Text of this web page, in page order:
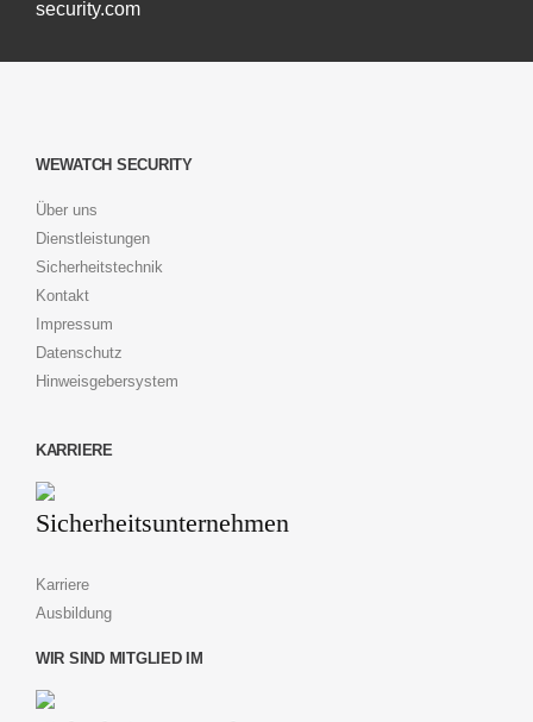
security.com
WEWATCH SECURITY
Über uns
Dienstleistungen
Sicherheitstechnik
Kontakt
Impressum
Datenschutz
Hinweisgebersystem
KARRIERE
Karriere
Ausbildung
WIR SIND MITGLIED IM